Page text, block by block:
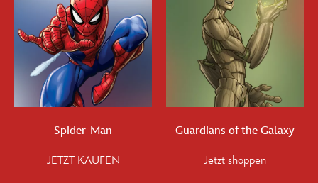
Spider-Man
JETZT KAUFEN
Guardians of the Galaxy
Jetzt shoppen